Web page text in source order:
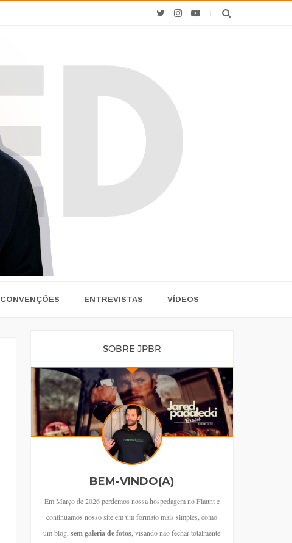
CONVENÇÕES ENTREVISTAS VÍDEOS
SOBRE JPBR
BEM-VINDO(A)
Em Março de 2026 perdemos nossa hospedagem no Flaunt e
continuamos nosso site em um formato mais simples, como
um blog,sem galeria de fotos, visando não fechar totalmente